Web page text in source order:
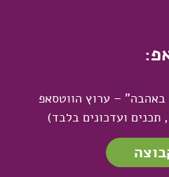
– ערוץ הווטסאפ
ועדכונים בלבד)